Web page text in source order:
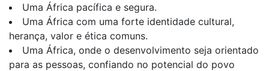
Uma África pacífica e segura.
Uma África com uma forte identidade cultural,
herança, valor e ética comuns.
Uma África, onde o desenvolvimento seja orientado
para as pessoas, confiando no potencial do povo